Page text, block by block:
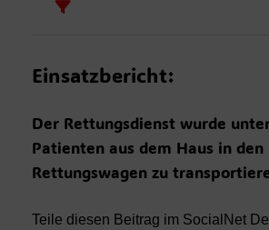
Einsatzbericht:
Der Rettungsdienst wurde
Patienten aus dem Haus in den
Rettungswagen zu
Teile diesen Beitrag im SocialNet